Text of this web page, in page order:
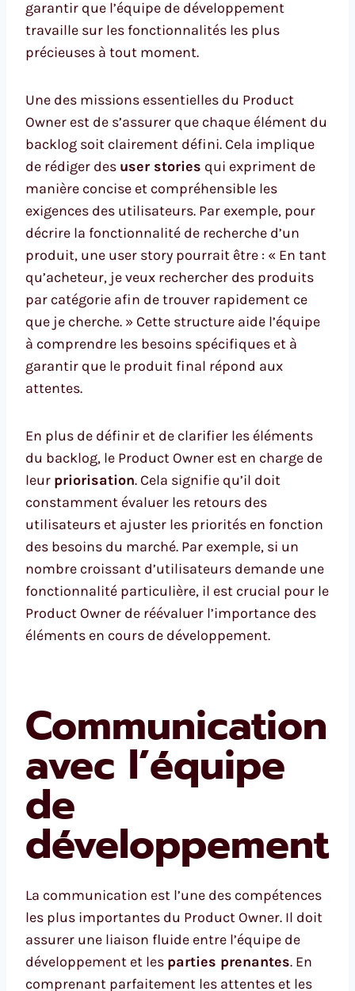
garantir que l’équipe de développement
travaille sur les fonctionnalités les plus
précieuses à tout moment.
Une des missions essentielles du Product
Owner est de s’assurer que chaque élément du
backlog soit clairement défini. Cela implique
de rédiger des user stories qui expriment de
manière concise et compréhensible les
exigences des utilisateurs. Par exemple, pour
décrire la fonctionnalité de recherche d’un
produit, une user story pourrait être : « En tant
qu’acheteur, je veux rechercher des produits
par catégorie afin de trouver rapidement ce
que je cherche. » Cette structure aide l’équipe
à comprendre les besoins spécifiques et à
garantir que le produit final répond aux
attentes.
En plus de définir et de clarifier les éléments
du backlog, le Product Owner est en charge de
leur priorisation. Cela signifie qu’il doit
constamment évaluer les retours des
utilisateurs et ajuster les priorités en fonction
des besoins du marché. Par exemple, si un
nombre croissant d’utilisateurs demande une
fonctionnalité particulière, il est crucial pour le
Product Owner de réévaluer l’importance des
éléments en cours de développement.
Communication
avec l’équipe
de
développement
La communication est l’une des compétences
les plus importantes du Product Owner. Il doit
assurer une liaison fluide entre l’équipe de
développement et les parties prenantes. En
comprenant parfaitement les attentes et les